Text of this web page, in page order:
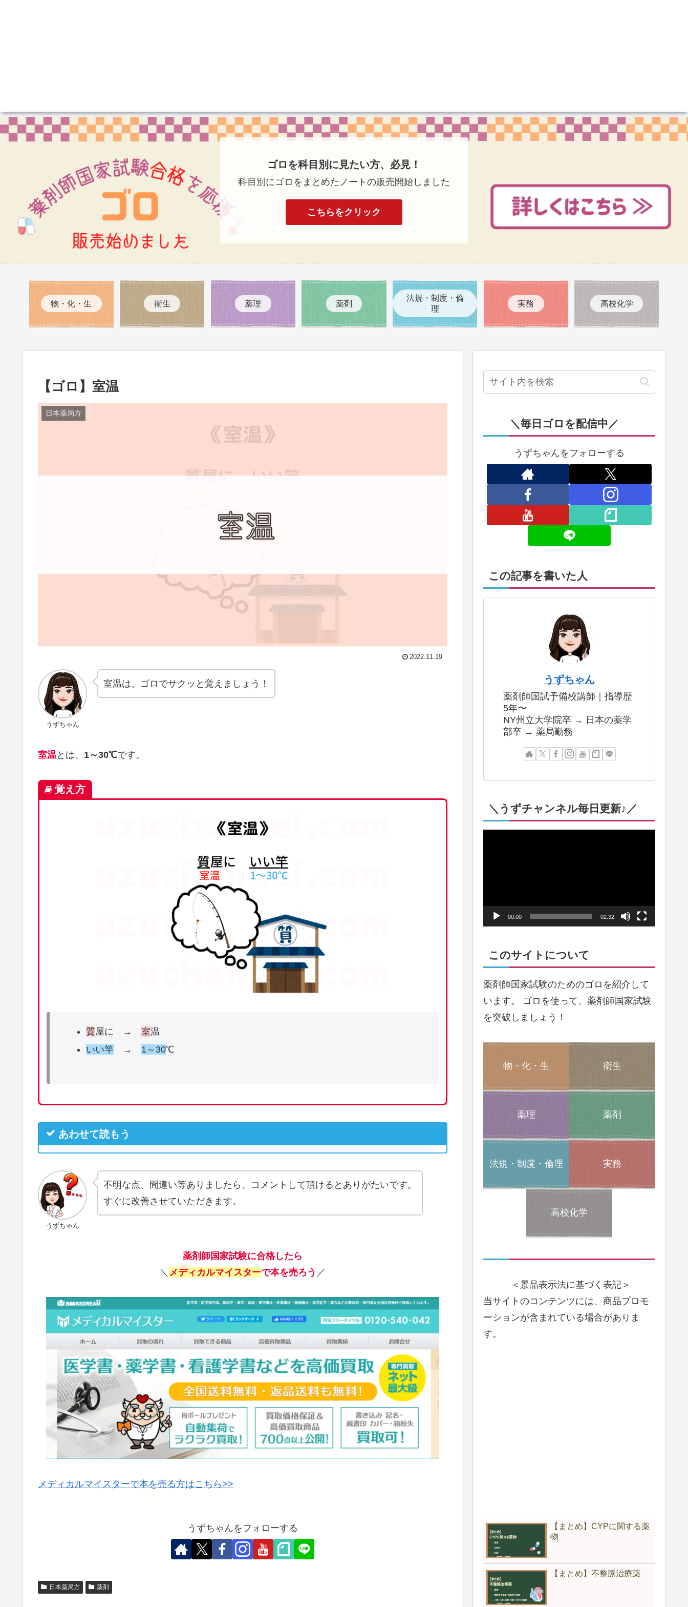
ゴロを科目別に見たい方、必見！
科目別にゴロをまとめたノートの販売開始しました
こちらをクリック
物・化・生 衛生 薬理 薬剤
法規・制度・倫
理
実務 高校化学
【ゴロ】室温
日本薬局方
2022.11.19
うずちゃん
室温は、ゴロでサクッと覚えましょう！
室温とは、 1～30℃です。
覚え方
質屋に → 室温
いい竿→ 1～30℃
あわせて読もう
うずちゃん
不明な点、間違い等ありましたら、コメントして頂けるとありがたいです。
すぐに改善させていただきます。
薬剤師国家試験に合格したら
＼ メディカルマイスターで本を売ろう ／
メディカルマイスターで本を売る方はこちら>>
うずちゃんをフォローする
日本薬局方 薬剤
＼毎日ゴロを配信中／
うずちゃんをフォローする
この記事を書いた人
うずちゃん
薬剤師国試予備校講師｜指導歴
5年〜
NY州立大学院卒 → 日本の薬学
部卒 → 薬局勤務
＼うずチャンネル毎日更新♪／
00:00 02:32
このサイトについて
薬剤師国家試験のためのゴロを紹介して
います。 ゴロを使って、薬剤師国家試験
を突破しましょう！
物・化・生 衛生
薬理 薬剤
法規・制度・倫理 実務
高校化学
＜景品表示法に基づく表記＞
当サイトのコンテンツには、商品プロモ
ーションが含まれている場合がありま
す。
【まとめ】CYPに関する薬
物
【まとめ】不整脈治療薬